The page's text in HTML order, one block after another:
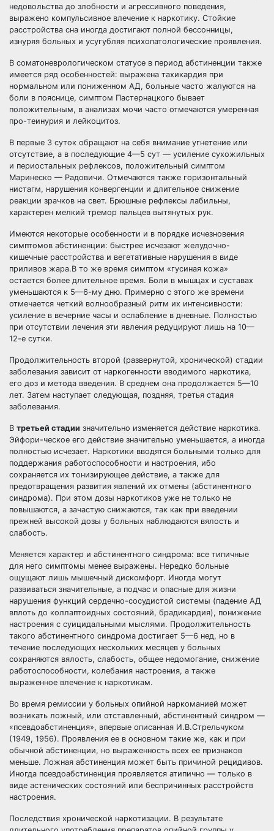
недовольства до злобности и агрессивного поведения,
выражено компульсивное влечение к наркотику. Стойкие
расстройства сна иногда достигают полной бессонницы,
изнуряя больных и усугубляя психопатологические проявления.
В соматоневрологическом статусе в период абстиненции также
имеется ряд особенностей: выражена тахикардия при
нормальном или пониженном АД, больные часто жалуются на
боли в пояснице, симптом Пастернацкого бывает
положительным, в анализах мочи часто отмечаются умеренная
про-теинурия и лейкоцитоз.
В первые 3 суток обращают на себя внимание угнетение или
отсутствие, а в последующие 4—5 сут — усиление сухожильных
и периостальных рефлексов, положительный симптом
Маринеско — Радовичи. Отмечаются также горизонтальный
нистагм, нарушения конвергенции и длительное снижение
реакции зрачков на свет. Брюшные рефлексы лабильны,
характерен мелкий тремор пальцев вытянутых рук.
Имеются некоторые особенности и в порядке исчезновения
симптомов абстиненции: быстрее исчезают желудочно-
кишечные расстройства и вегетативные нарушения в виде
приливов жара.В то же время симптом «гусиная кожа»
остается более длительное время. Боли в мышцах и суставах
уменьшаются к 5—6-му дню. Примерно с этого же времени
отмечается четкий волнообразный ритм их интенсивности:
усиление в вечерние часы и ослабление в дневные. Полностью
при отсутствии лечения эти явления редуцируют лишь на 10—
12-е сутки.
Продолжительность второй (развернутой, хронической) стадии
заболевания зависит от наркогенности вводимого наркотика,
его доз и метода введения. В среднем она продолжается 5—10
лет. Затем наступает следующая, поздняя, третья стадия
заболевания.
В третьей стадии значительно изменяется действие наркотика.
Эйфори-ческое его действие значительно уменьшается, а иногда
полностью исчезает. Наркотики вводятся больными только для
поддержания работоспособности и настроения, ибо
сохраняется их тонизирующее действие, а также для
предотвращения развития явлений их отмены (абстинентного
синдрома). При этом дозы наркотиков уже не только не
повышаются, а зачастую снижаются, так как при введении
прежней высокой дозы у больных наблюдаются вялость и
слабость.
Меняется характер и абстинентного синдрома: все типичные
для него симптомы менее выражены. Нередко больные
ощущают лишь мышечный дискомфорт. Иногда могут
развиваться значительные, а подчас и опасные для жизни
нарушения функций сердечно-сосудистой системы (падение АД
вплоть до коллаптоидных состояний, брадикардия), понижение
настроения с суицидальными мыслями. Продолжительность
такого абстинентного синдрома достигает 5—6 нед, но в
течение последующих нескольких месяцев у больных
сохраняются вялость, слабость, общее недомогание, снижение
работоспособности, колебания настроения, а также
выраженное влечение к наркотикам.
Во время ремиссии у больных опийной наркоманией может
возникать ложный, или отставленный, абстинентный синдром —
«псевдоабстиненция», впервые описанная И.В.Стрельчуком
(1949, 1956). Проявления ее в основном такие же, как и при
обычной абстиненции, но выраженность всех ее признаков
меньше. Ложная абстиненция может быть причиной рецидивов.
Иногда псевдоабстиненция проявляется атипично — только в
виде астенических состояний или беспричинных расстройств
настроения.
Последствия хронической наркотизации. В результате